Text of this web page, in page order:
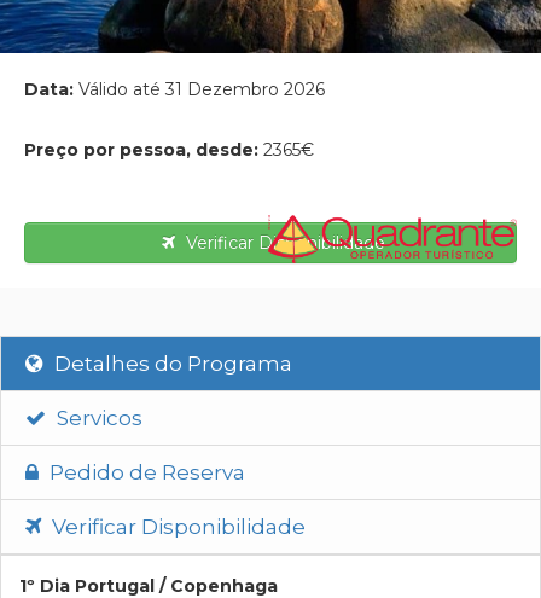
Data: Válido até 31 Dezembro 2026
Preço por pessoa, desde: 2365€
Verificar Disponibilidade
Detalhes do Programa
Servicos
Pedido de Reserva
Verificar Disponibilidade
1º Dia Portugal / Copenhaga